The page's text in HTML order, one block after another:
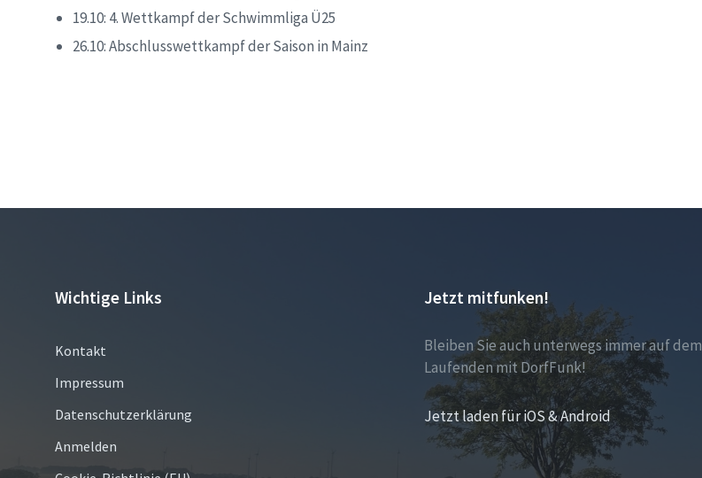
19.10: 4. Wettkampf der Schwimmliga Ü25
26.10: Abschlusswettkampf der Saison in Mainz
Wichtige Links
Kontakt
Impressum
Datenschutzerklärung
Anmelden
Jetzt mitfunken!
Bleiben Sie auch unterwegs immer auf dem
Laufenden mit DorfFunk!
Jetzt laden für iOS & Android